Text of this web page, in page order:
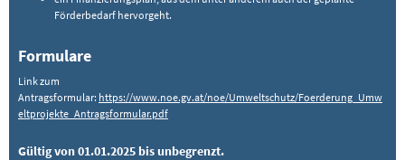
Förderbedarf hervorgeht.
Formulare
Link zum
Antragsformular: https://www.noe.gv.at/noe/Umweltschutz/Foerderung_Umw
eltprojekte_Antragsformular.pdf
Gültig von 01.01.2025 bis unbegrenzt.